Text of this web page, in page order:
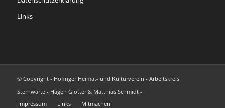
Links
© Copyright - Höfinger Heimat- und Kulturverein - Arbeitskreis
Sternwarte - Hagen Glötter & Matthias Schmidt -
Impressum
Links Mitmachen